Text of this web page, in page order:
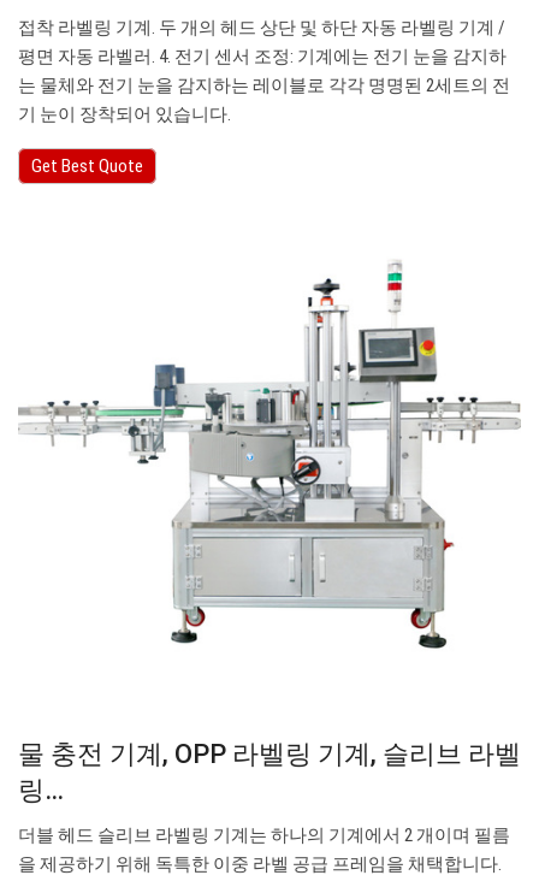
접착 라벨링 기계. 두 개의 헤드 상단 및 하단 자동 라벨링 기계 /
평면 자동 라벨러. 4. 전기 센서 조정: 기계에는 전기 눈을 감지하
는 물체와 전기 눈을 감지하는 레이블로 각각 명명된 2세트의 전
기 눈이 장착되어 있습니다.
Get Best Quote
물 충전 기계, OPP 라벨링 기계, 슬리브 라벨
링…
더블 헤드 슬리브 라벨링 기계는 하나의 기계에서 2 개이며 필름
을 제공하기 위해 독특한 이중 라벨 공급 프레임을 채택합니다.